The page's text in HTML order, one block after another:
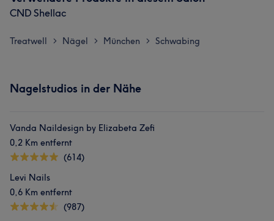
CND Shellac
Treatwell > Nägel > München > Schwabing
Nagelstudios in der Nähe
Vanda Naildesign by Elizabeta Zefi
0,2 Km entfernt
(614)
Levi Nails
0,6 Km entfernt
(987)